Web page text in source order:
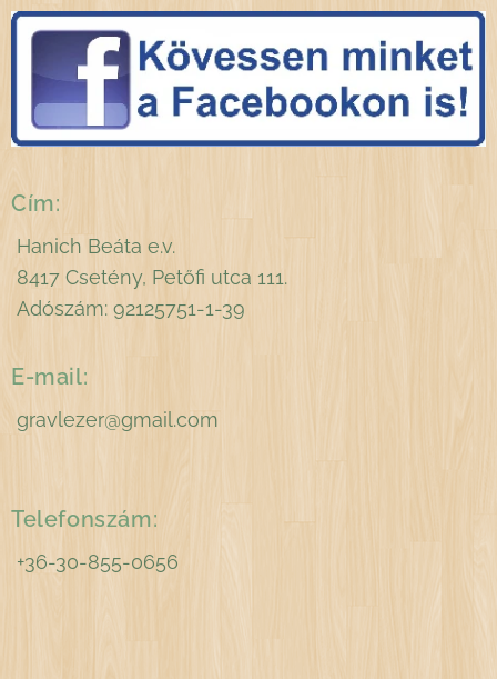
Cím:
Hanich Beáta e.v.
8417 Csetény, Petőfi utca 111.
Adószám: 92125751-1-39
E-mail:
gravlezer@gmail.com
Telefonszám:
+36-30-855-0656